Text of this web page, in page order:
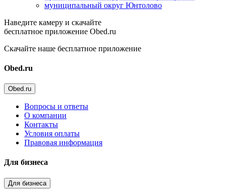
муниципальный округ Юнтолово
Наведите камеру и скачайте
бесплатное приложение Obed.ru
Скачайте наше бесплатное приложение
Obed.ru
Obed.ru
Вопросы и ответы
О компании
Контакты
Условия оплаты
Правовая информация
Для бизнеса
Для бизнеса